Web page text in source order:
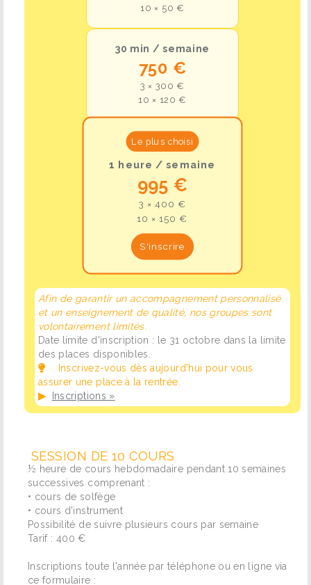
10 × 50 €
30 min / semaine
750 €
3 × 300 €
10 × 120 €
Le plus choisi
1 heure / semaine
995 €
3 × 400 €
10 × 150 €
S'inscrire
Afin de garantir un accompagnement personnalisé
et un enseignement de qualité, nos groupes sont
volontairement limités.
Date limite d'inscription : le 31 octobre dans la limite
des places disponibles.
Inscrivez-vous dès aujourd'hui pour vous
assurer une place à la rentrée.
▶
Inscriptions »
SESSION DE 10 COURS
½ heure de cours hebdomadaire pendant 10 semaines
successives comprenant :
• cours de solfège
• cours d'instrument
Possibilité de suivre plusieurs cours par semaine
Tarif : 400 €
Inscriptions toute l'année par téléphone ou en ligne via
ce formulaire :